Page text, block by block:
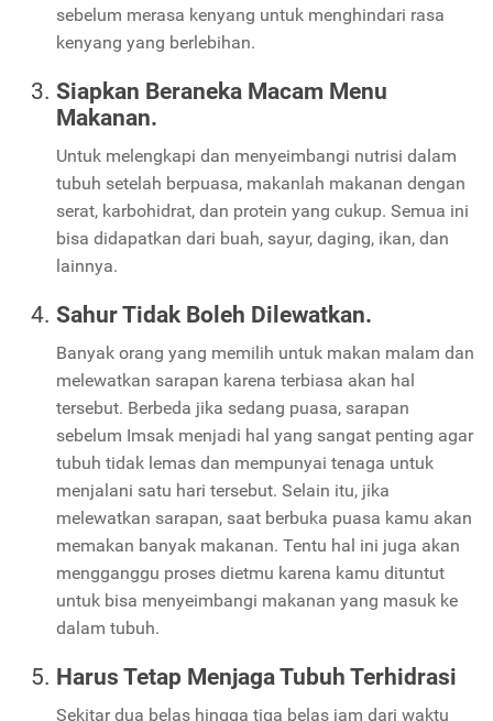
sebelum merasa kenyang untuk menghindari rasa
kenyang yang berlebihan.
Siapkan Beraneka Macam Menu
Makanan.
Untuk melengkapi dan menyeimbangi nutrisi dalam
tubuh setelah berpuasa, makanlah makanan dengan
serat, karbohidrat, dan protein yang cukup. Semua ini
bisa didapatkan dari buah, sayur, daging, ikan, dan
lainnya.
Sahur Tidak Boleh Dilewatkan.
Banyak orang yang memilih untuk makan malam dan
melewatkan sarapan karena terbiasa akan hal
tersebut. Berbeda jika sedang puasa, sarapan
sebelum Imsak menjadi hal yang sangat penting agar
tubuh tidak lemas dan mempunyai tenaga untuk
menjalani satu hari tersebut. Selain itu, jika
melewatkan sarapan, saat berbuka puasa kamu akan
memakan banyak makanan. Tentu hal ini juga akan
mengganggu proses dietmu karena kamu dituntut
untuk bisa menyeimbangi makanan yang masuk ke
dalam tubuh.
Harus Tetap Menjaga Tubuh Terhidrasi
Sekitar dua belas hingga tiga belas jam dari waktu